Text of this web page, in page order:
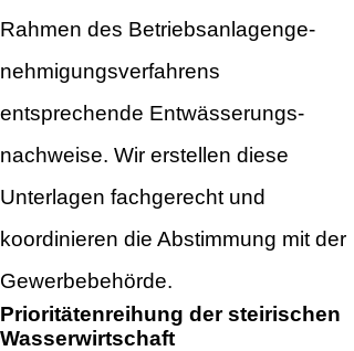
Rahmen des Betriebsanlagenge-
nehmigungsverfahrens
entsprechende Entwässerungs-
nachweise. Wir erstellen diese
Unterlagen fachgerecht und
koordinieren die Abstimmung mit der
Gewerbebehörde.
Prioritätenreihung der steirischen
Wasserwirtschaft